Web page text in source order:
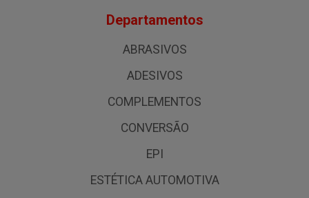
Departamentos
ABRASIVOS
ADESIVOS
COMPLEMENTOS
CONVERSÃO
EPI
ESTÉTICA AUTOMOTIVA